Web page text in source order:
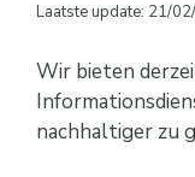
Laatste update: 21/
Wir bieten
nachhaltiger zu